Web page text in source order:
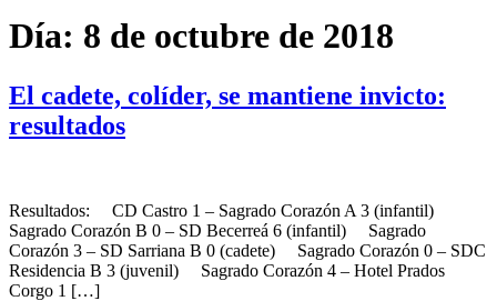
Día: 8 de octubre de 2018
El cadete, colíder, se mantiene invicto:
resultados
Resultados: CD Castro 1 – Sagrado Corazón A 3 (infantil)
Sagrado Corazón B 0 – SD Becerreá 6 (infantil) Sagrado
Corazón 3 – SD Sarriana B 0 (cadete) Sagrado Corazón 0 – SDC
Residencia B 3 (juvenil) Sagrado Corazón 4 – Hotel Prados
Corgo 1 […]